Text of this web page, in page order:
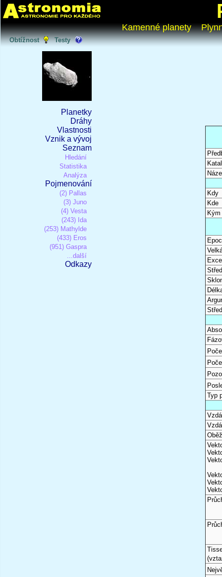
Kamenné planety
Obtížnost Testy
Planetky
Dráhy
Vlastnosti
Vznik a vývoj
Seznam
Hledání
Statistika
Analýza
Pojmenování
(2) Pallas
(3) Juno
(4) Vesta
(243) Ida
(253) Mathylde
(433) Eros
(951) Gaspra
...další
Odkazy
Kdy
Kde
Kým
Typ